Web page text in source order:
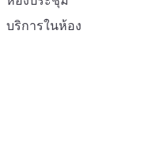
บริการในห้อง